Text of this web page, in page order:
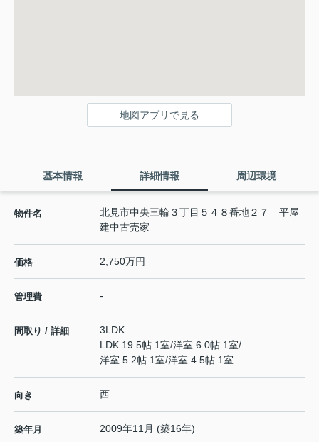
地図アプリで見る
基本情報 詳細情報 周辺環境
物件名
北見市中央三輪３丁目５４８番地２７ 平屋
建中古売家
価格 2,750万円
管理費 -
間取り / 詳細
3LDK
LDK 19.5帖 1室/洋室 6.0帖 1室/
洋室 5.2帖 1室/洋室 4.5帖 1室
向き 西
築年月 2009年11月 (築16年)